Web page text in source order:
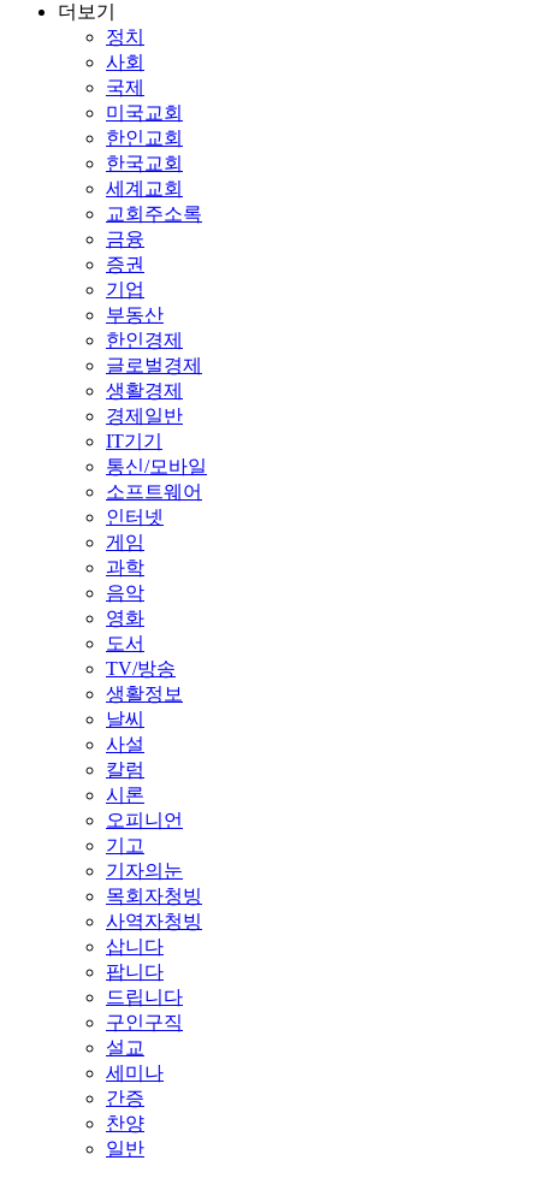
더보기
정치
사회
국제
미국교회
한인교회
한국교회
세계교회
교회주소록
금융
증권
기업
부동산
한인경제
글로벌경제
생활경제
경제일반
IT기기
통신/모바일
소프트웨어
인터넷
게임
과학
음악
영화
도서
TV/방송
생활정보
날씨
사설
칼럼
시론
오피니언
기고
기자의눈
목회자청빙
사역자청빙
삽니다
팝니다
드립니다
구인구직
설교
세미나
간증
찬양
일반